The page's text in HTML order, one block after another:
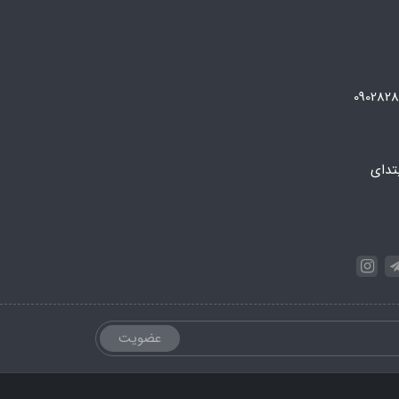
عضویت